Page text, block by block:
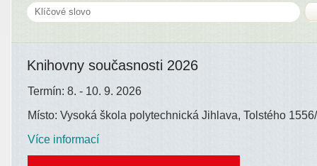
Knihovny současnosti 2026
Termín: 8. - 10. 9. 2026
Místo: Vysoká škola polytechnická Jihlava, Tolstého
Více informací